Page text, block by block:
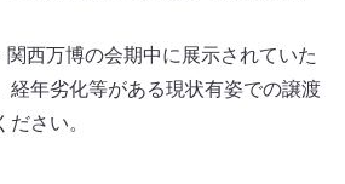
西万博の会期中に展示されていた
経年劣化等がある現状有姿での譲渡
さい。